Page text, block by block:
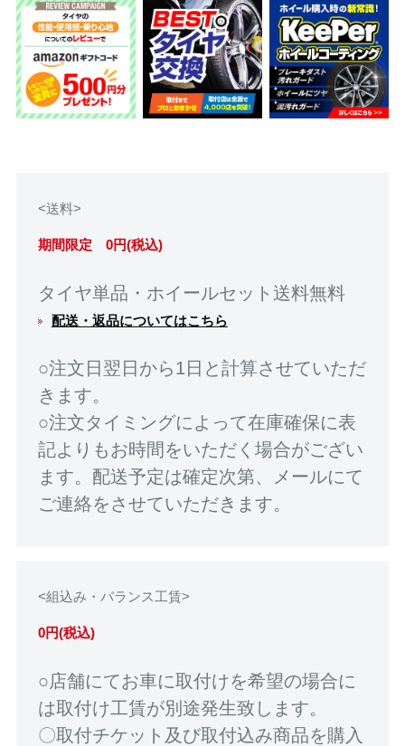
<送料>
期間限定 0円(税込)
タイヤ単品・ホイールセット送料無料
配送・返品についてはこちら
○注文日翌日から1日と計算させていただ
きます。
○注文タイミングによって在庫確保に表
記よりもお時間をいただく場合がござい
ます。配送予定は確定次第、メールにて
ご連絡をさせていただきます。
<組込み・バランス工賃>
0円(税込)
○店舗にてお車に取付けを希望の場合に
は取付け工賃が別途発生致します。
〇取付チケット及び取付込み商品を購入